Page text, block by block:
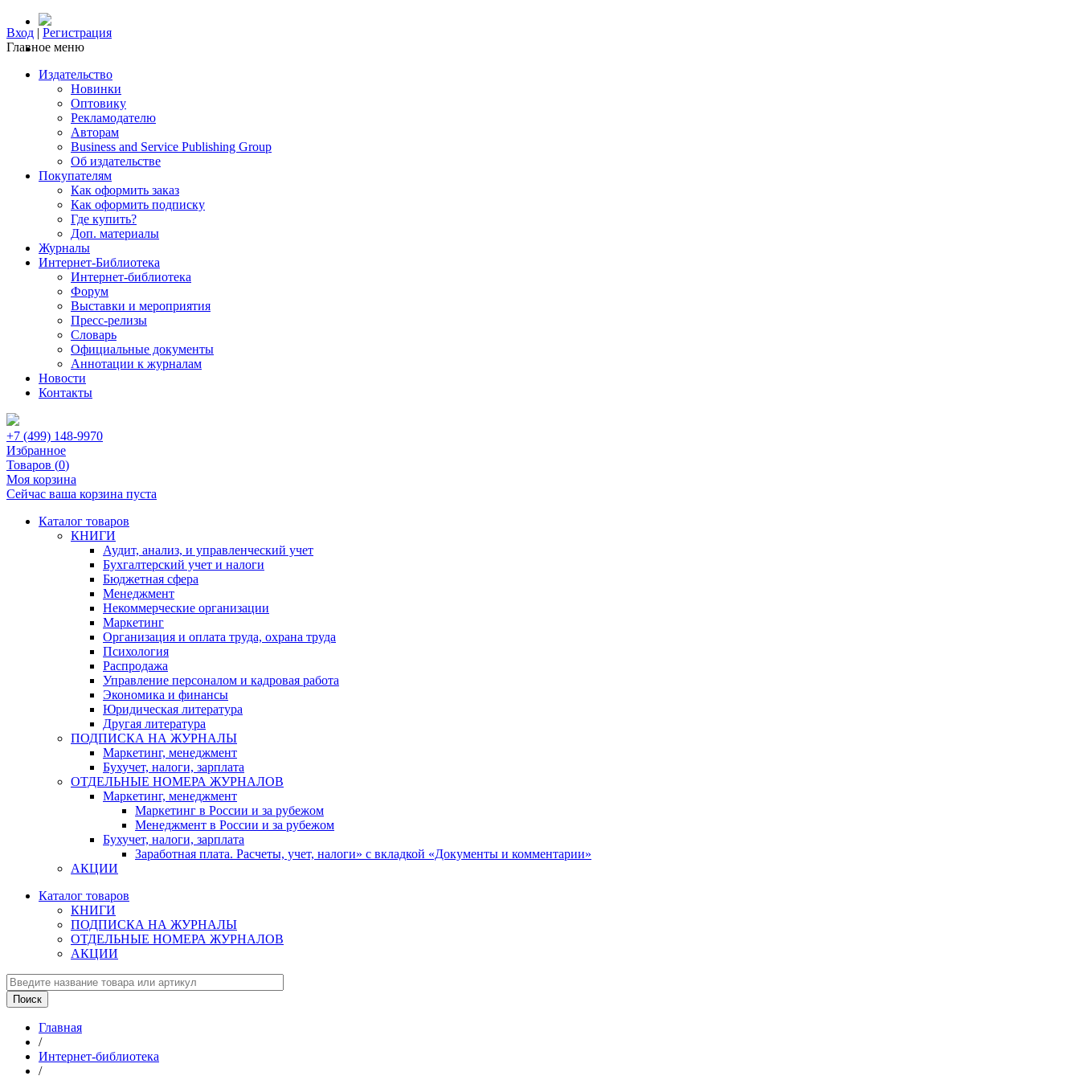
Вход | Регистрация
Главное меню
Издательство
Новинки
Оптовику
Рекламодателю
Авторам
Business and Service Publishing Group
Об издательстве
Покупателям
Как оформить заказ
Как оформить подписку
Где купить?
Доп. материалы
Журналы
Интернет-Библиотека
Интернет-библиотека
Форум
Выставки и мероприятия
Пресс-релизы
Словарь
Официальные документы
Аннотации к журналам
Новости
Контакты
+7 (499) 148-9970
Избранное
Товаров (0)
Моя корзина
Сейчас ваша корзина пуста
Каталог товаров
КНИГИ
Аудит, анализ, и управленческий учет
Бухгалтерский учет и налоги
Бюджетная сфера
Менеджмент
Некоммерческие организации
Маркетинг
Организация и оплата труда, охрана труда
Психология
Распродажа
Управление персоналом и кадровая работа
Экономика и финансы
Юридическая литература
Другая литература
ПОДПИСКА НА ЖУРНАЛЫ
Маркетинг, менеджмент
Бухучет, налоги, зарплата
ОТДЕЛЬНЫЕ НОМЕРА ЖУРНАЛОВ
Маркетинг, менеджмент
Маркетинг в России и за рубежом
Менеджмент в России и за рубежом
Бухучет, налоги, зарплата
Заработная плата. Расчеты, учет, налоги» с вкладкой «Документы и комментарии»
АКЦИИ
Каталог товаров
КНИГИ
ПОДПИСКА НА ЖУРНАЛЫ
ОТДЕЛЬНЫЕ НОМЕРА ЖУРНАЛОВ
АКЦИИ
Главная
/
Интернет-библиотека
/